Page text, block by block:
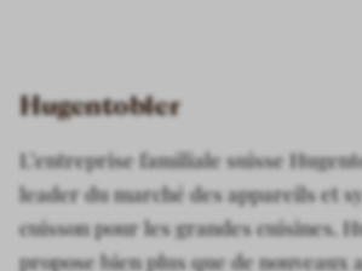
Hugentobler
L’entreprise familiale suisse
leader du marché des appareils et
cuisson pour les grandes cuisines.
propose bien plus que de nouveaux